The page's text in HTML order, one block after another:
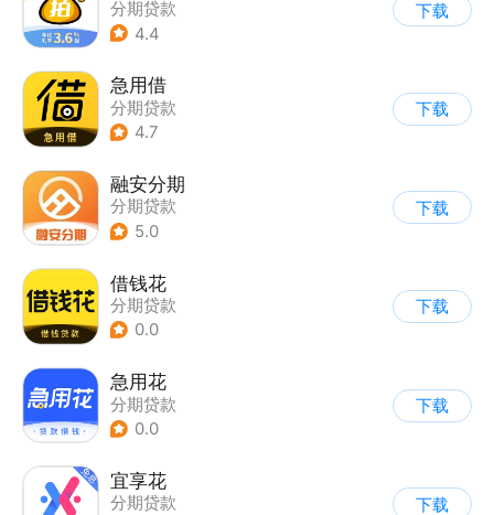
分期贷款
4.4
下载
急用借
分期贷款
4.7
下载
融安分期
分期贷款
5.0
下载
借钱花
分期贷款
0.0
下载
急用花
分期贷款
0.0
下载
宜享花
分期贷款
下载